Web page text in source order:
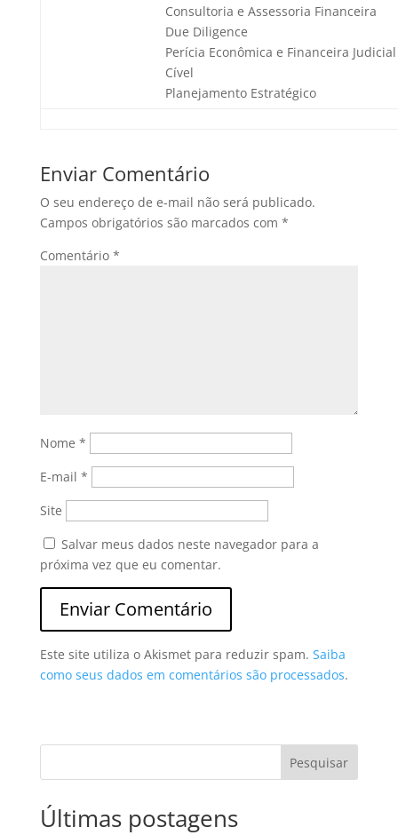
Consultoria e Assessoria Financeira
Due Diligence
Perícia Econômica e Financeira Judicial
Cível
Planejamento Estratégico
Enviar Comentário
O seu endereço de e-mail não será publicado.
Campos obrigatórios são marcados com *
Comentário *
Nome *
E-mail *
Site
Salvar meus dados neste navegador para a
próxima vez que eu comentar.
Este site utiliza o Akismet para reduzir spam. Saiba
como seus dados em comentários são processados.
Pesquisar
Últimas postagens